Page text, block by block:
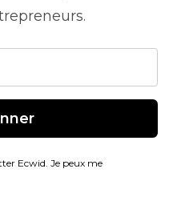
Ecwid. Je peux me